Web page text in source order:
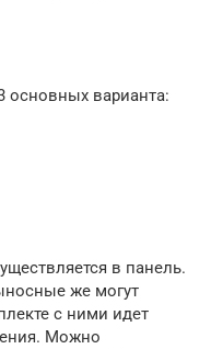
основных варианта:
в панель.
же могут
с ними идет
Можно